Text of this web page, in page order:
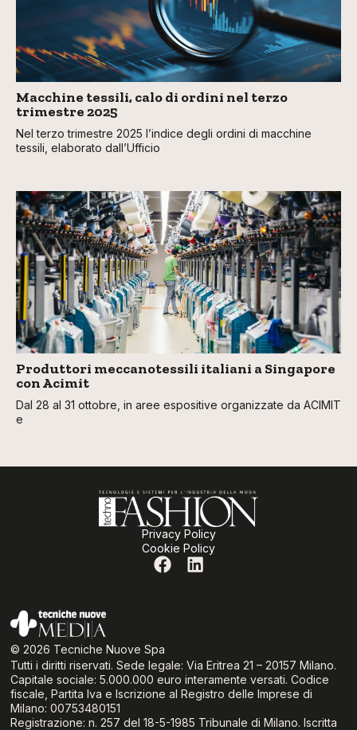
Macchine tessili, calo di ordini nel terzo
trimestre 2025
Nel terzo trimestre 2025 l’indice degli ordini di macchine
tessili, elaborato dall’Ufficio
Produttori meccanotessili italiani a Singapore
con Acimit
Dal 28 al 31 ottobre, in aree espositive organizzate da ACIMIT
e
Privacy Policy
Cookie Policy
© 2026 Tecniche Nuove Spa
Tutti i diritti riservati. Sede legale: Via Eritrea 21 – 20157 Milano.
Capitale sociale: 5.000.000 euro interamente versati. Codice
fiscale, Partita Iva e Iscrizione al Registro delle Imprese di
Milano: 00753480151
Registrazione: n. 257 del 18-5-1985 Tribunale di Milano. Iscritta